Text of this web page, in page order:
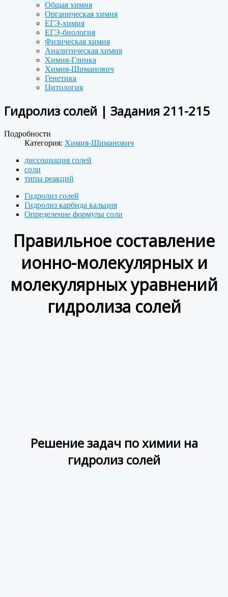
Общая химия
Органическая химия
ЕГЭ-химия
ЕГЭ-биология
Физическая химия
Аналитическая химия
Химия-Глинка
Химия-Шиманович
Генетика
Цитология
Гидролиз солей | Задания 211-215
Подробности
Категория: Химия-Шиманович
диссоциация солей
соли
типы реакций
Гидролиз солей
Гидролиз карбида кальция
Определение формулы соли
Правильное составление
ионно-молекулярных и
молекулярных уравнений
гидролиза солей
Решение задач по химии на
гидролиз солей